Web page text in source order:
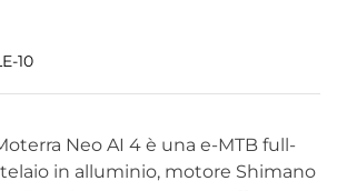
10
Neo AI 4 è una e-MTB full-
in alluminio, motore Shimano